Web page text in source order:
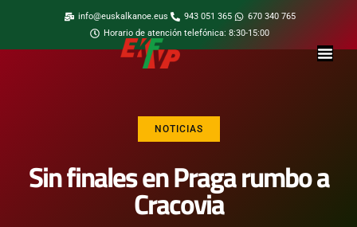
info@euskalkanoe.eus 943 051 365
670 340 765
Horario de atención telefónica: 8:30-15:00
NOTICIAS
Sin finales en Praga rumbo a
Cracovia